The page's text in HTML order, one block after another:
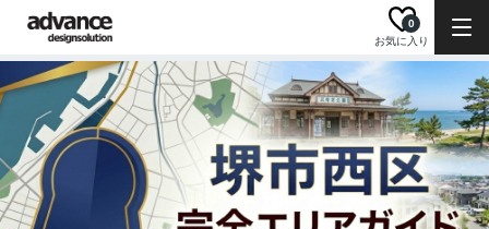
お気に入り
0